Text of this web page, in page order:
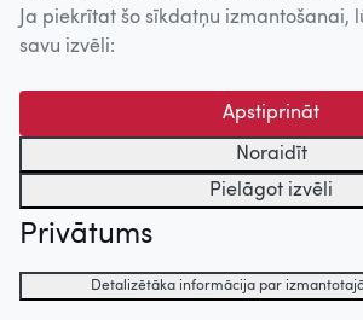
Ja piekrītat šo sīkdatņu izmantošanai,
savu izvēli:
Apstiprināt
Noraidīt
Pielāgot izvēli
Privātums
Detalizētāka informācija par